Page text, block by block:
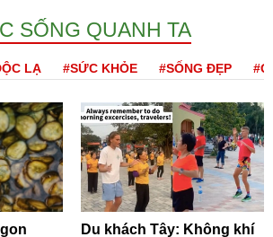
SỐNG QUANH TA
LẠ #SỨC KHỎE #SỐNG ĐẸP
Du khách Tây: Không khí